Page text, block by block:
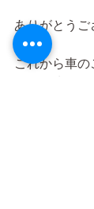
ありがとうご
これから車